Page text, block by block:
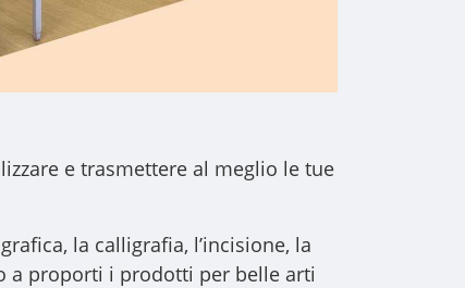
e trasmettere al meglio le tue
la calligrafia, l’incisione, la
a proporti i prodotti per belle arti